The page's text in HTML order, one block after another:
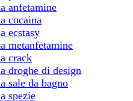
anfetamine
cocaina
ecstasy
metanfetamine
crack
droghe di design
sale da bagno
spezie